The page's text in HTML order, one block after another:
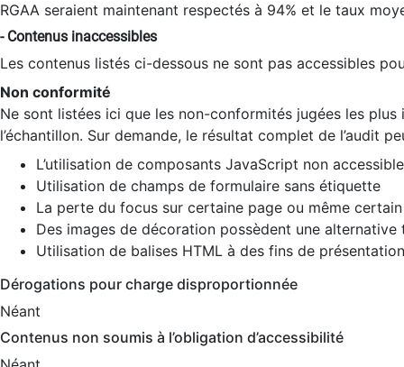
RGAA seraient maintenant respectés à 94% et le taux
- Contenus inaccessibles
Les contenus listés ci-dessous ne sont pas accessibles
Non conformité
Ne sont listées ici que les non-conformités jugées les
l’échantillon. Sur demande, le résultat complet de l’audit
L’utilisation de composants JavaScript non
Utilisation de champs de formulaire sans étiquette
La perte du focus sur certaine page ou même
Des images de décoration possèdent une alternative
Utilisation de balises HTML à des fins de
Dérogations pour charge disproportionnée
Néant
Contenus non soumis à l’obligation d’accessibilité